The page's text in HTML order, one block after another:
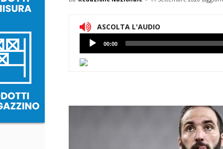
ASCOLTA L'AUDIO
Lettore
Audio
00:00